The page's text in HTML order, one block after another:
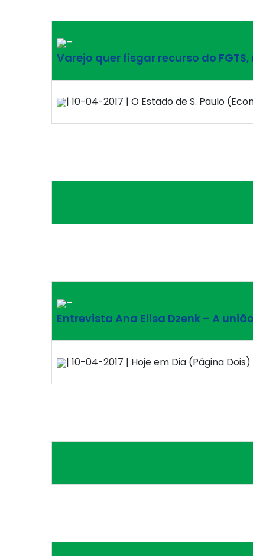
–
Varejo quer fisgar recurso do
| 10-04-2017 | O Estado de S. Paulo
–
Entrevista Ana Elisa Dzenk – A
| 10-04-2017 | Hoje em Dia (Página